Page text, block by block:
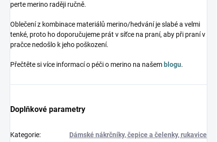
perte merino raději ručně.
Oblečení z kombinace materiálů merino/hedvání je slabé a velmi
tenké, proto ho doporučujeme prát v síťce na praní, aby při praní v
pračce nedošlo k jeho poškození.
Přečtěte si více informací o péči o merino na našem blogu.
Doplňkové parametry
Kategorie: Dámské nákrčníky, čepice a čelenky, rukavice